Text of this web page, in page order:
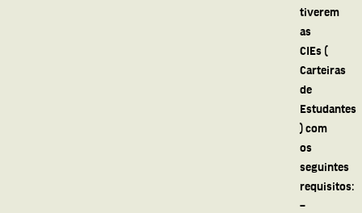
tiverem
as
CIEs (
Carteiras
de
Estudantes
) com
os
seguintes
requisitos:
–